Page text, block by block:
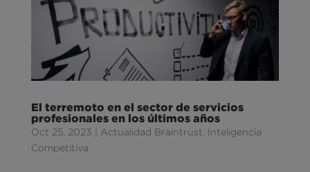
El terremoto en el sector de servicios
profesionales en los últimos años
Oct 25, 2023 Actualidad Braintrust Inteligencia
Competitiva